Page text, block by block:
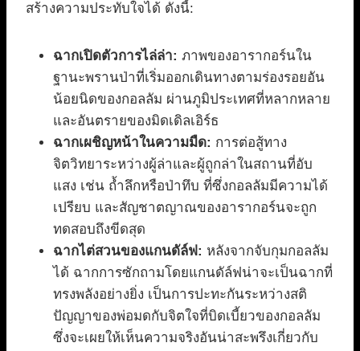
สร้างความประทับใจได้ ดังนี้:
ฉากเปิดตัวการไล่ล่า: ภาพของอารากอร์นใน
ฐานะพรานป่าที่เริ่มออกเดินทางตามร่องรอยอัน
น้อยนิดของกอลลัม ผ่านภูมิประเทศที่หลากหลาย
และอันตรายของมิดเดิลเอิร์ธ
ฉากเผชิญหน้าในความมืด: การต่อสู้ทาง
จิตวิทยาระหว่างผู้ล่าและผู้ถูกล่าในสถานที่อับ
แสง เช่น ถ้ำลึกหรือป่าทึบ ที่ซึ่งกอลลัมมีความได้
เปรียบ และสัญชาตญาณของอารากอร์นจะถูก
ทดสอบถึงขีดสุด
ฉากไต่สวนของแกนดัล์ฟ: หลังจากจับกุมกอลลัม
ได้ ฉากการซักถามโดยแกนดัล์ฟน่าจะเป็นฉากที่
ทรงพลังอย่างยิ่ง เป็นการปะทะกันระหว่างสติ
ปัญญาของพ่อมดกับจิตใจที่บิดเบี้ยวของกอลลัม
ซึ่งจะเผยให้เห็นความจริงอันน่าสะพรึงเกี่ยวกับ